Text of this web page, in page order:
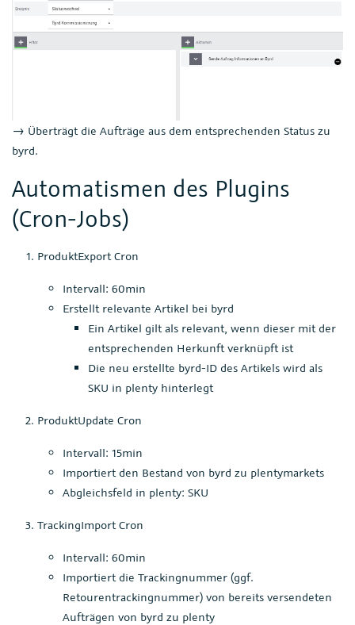
→ Überträgt die Aufträge aus dem entsprechenden Status zu
byrd.
Automatismen des Plugins
(Cron-Jobs)
ProduktExport Cron
Intervall: 60min
Erstellt relevante Artikel bei byrd
Ein Artikel gilt als relevant, wenn dieser mit der
entsprechenden Herkunft verknüpft ist
Die neu erstellte byrd-ID des Artikels wird als
SKU in plenty hinterlegt
ProduktUpdate Cron
Intervall: 15min
Importiert den Bestand von byrd zu plentymarkets
Abgleichsfeld in plenty: SKU
TrackingImport Cron
Intervall: 60min
Importiert die Trackingnummer (ggf.
Retourentrackingnummer) von bereits versendeten
Aufträgen von byrd zu plenty